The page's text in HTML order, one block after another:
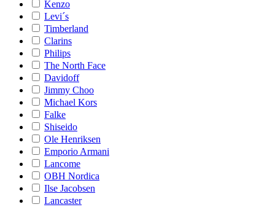
Kenzo
Levi´s
Timberland
Clarins
Philips
The North Face
Davidoff
Jimmy Choo
Michael Kors
Falke
Shiseido
Ole Henriksen
Emporio Armani
Lancome
OBH Nordica
Ilse Jacobsen
Lancaster